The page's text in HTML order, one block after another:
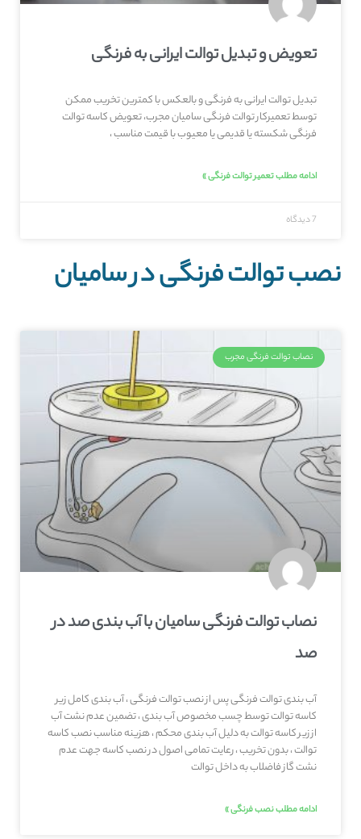
تعویض و تبدیل توالت ایرانی به فرنگی
تبدیل توالت ایرانی به فرنگی و بالعکس با کمترین تخریب ممکن
توسط تعمیرکار توالت فرنگی سامیان مجرب، تعویض کاسه توالت
فرنگی شکسته یا قدیمی یا معیوب با قیمت مناسب ،
ادامه مطلب تعمیر توالت فرنگی »
7 دیدگاه
نصب توالت فرنگی در سامیان
نصاب توالت فرنگی مجرب
نصاب توالت فرنگی سامیان با آب بندی صد در
صد
آب بندی توالت فرنگی پس از نصب توالت فرنگی ، آب بندی کامل زیر
کاسه توالت توسط چسب مخصوص آب بندی ، تضمین عدم نشت آب
از زیر کاسه توالت به دلیل آب بندی محکم ، هزینه مناسب نصب کاسه
توالت ، بدون تخریب ، رعایت تمامی اصول در نصب کاسه جهت عدم
نشت گاز فاضلاب به داخل توالت
ادامه مطلب نصب فرنگی »